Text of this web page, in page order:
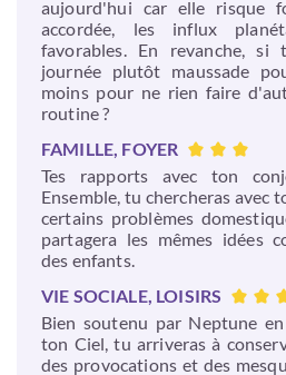
aujourd'hui car elle risque
accordée, les influx
favorables. En revanche,
journée plutôt maussade
moins pour ne rien faire
routine ?
FAMILLE, FOYER
Tes rapports avec ton
Ensemble, tu chercheras avec
certains problèmes
partagera les mêmes idées
des enfants.
VIE SOCIALE, LOISIRS
Bien soutenu par Neptune
ton Ciel, tu arriveras à
des provocations et des